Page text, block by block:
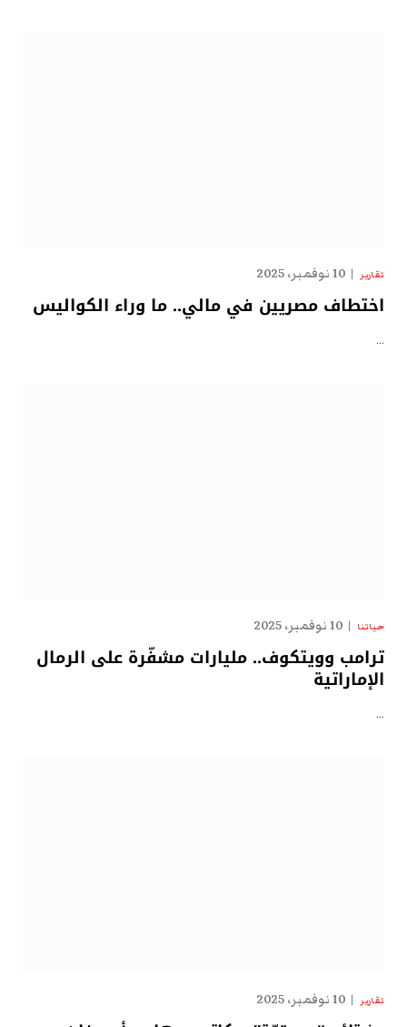
تقارير 10 نوفمبر، 2025
اختطاف مصريين في مالي.. ما وراء الكواليس
…
حياتنا 10 نوفمبر، 2025
ترامب وويتكوف.. مليارات مشفّرة على الرمال
الإماراتية
…
تقارير 10 نوفمبر، 2025